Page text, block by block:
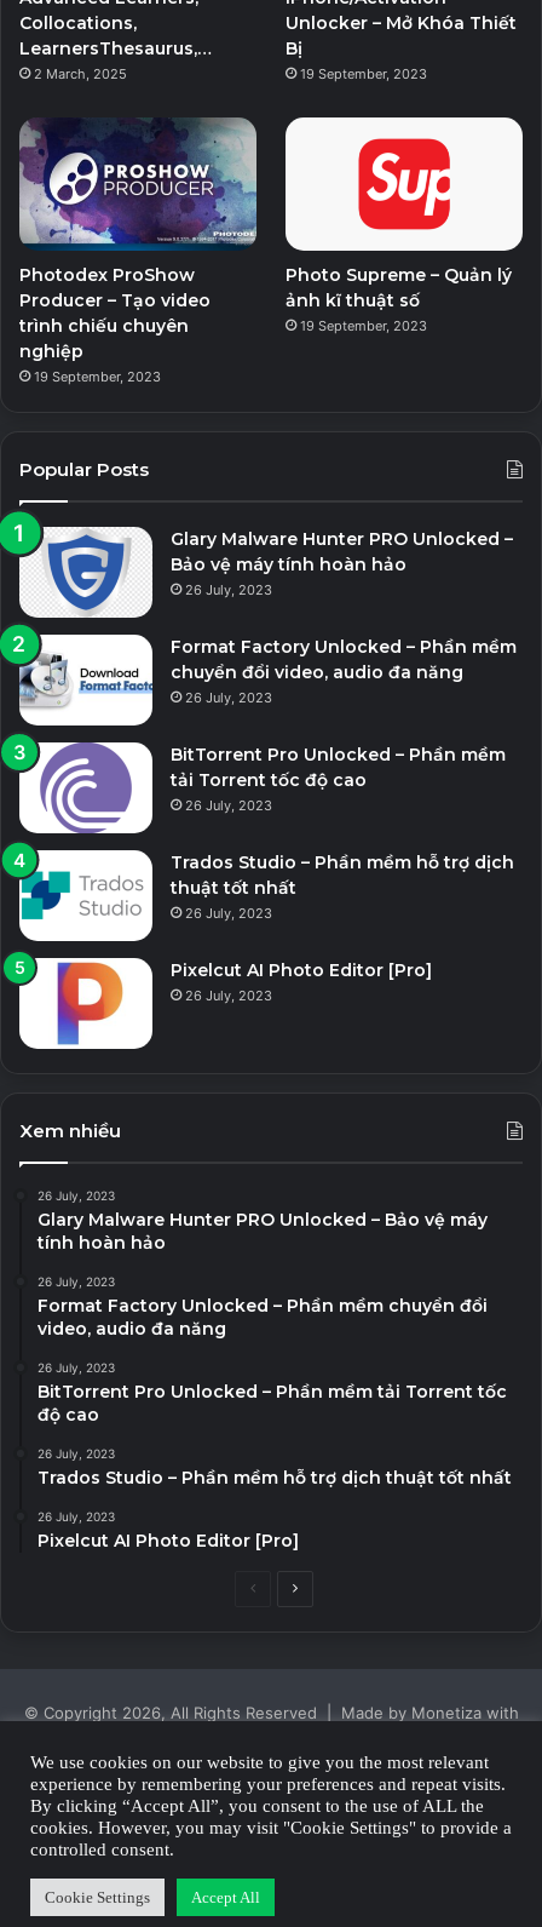
Collocations,
LearnersThesaurus,…
2 March, 2025
Unlocker – Mở Khóa Thiết
Bị
19 September, 2023
Photodex ProShow
Producer – Tạo video
trình chiếu chuyên
nghiệp
19 September, 2023
Photo Supreme – Quản lý
ảnh kĩ thuật số
19 September, 2023
Popular Posts
Glary Malware Hunter PRO Unlocked –
Bảo vệ máy tính hoàn hảo
26 July, 2023
Format Factory Unlocked – Phần mềm
chuyển đổi video, audio đa năng
26 July, 2023
BitTorrent Pro Unlocked – Phần mềm
tải Torrent tốc độ cao
26 July, 2023
Trados Studio – Phần mềm hỗ trợ dịch
thuật tốt nhất
26 July, 2023
Pixelcut AI Photo Editor [Pro]
26 July, 2023
Xem nhiều
26 July, 2023
Glary Malware Hunter PRO Unlocked – Bảo vệ máy
tính hoàn hảo
26 July, 2023
Format Factory Unlocked – Phần mềm chuyển đổi
video, audio đa năng
26 July, 2023
BitTorrent Pro Unlocked – Phần mềm tải Torrent tốc
độ cao
26 July, 2023
Trados Studio – Phần mềm hỗ trợ dịch thuật tốt nhất
26 July, 2023
Pixelcut AI Photo Editor [Pro]
PreviousNext
© Copyright 2026, All Rights Reserved | Made by Monetiza with
Privacy Policy
We use cookies on our website to give you the most relevant
experience by remembering your preferences and repeat visits.
By clicking “Accept All”, you consent to the use of ALL the
cookies. However, you may visit "Cookie Settings" to provide a
controlled consent.
Cookie Settings Accept All